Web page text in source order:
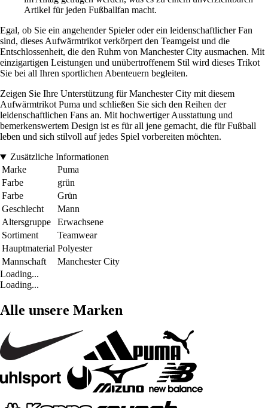
Artikel für jeden Fußballfan macht.
Egal, ob Sie ein angehender Spieler oder ein leidenschaftlicher Fan
sind, dieses Aufwärmtrikot verkörpert den Teamgeist und die
Entschlossenheit, die den Ruhm von Manchester City ausmachen. Mit
einzigartigen Leistungen und unübertroffenem Stil wird dieses Trikot
Sie bei all Ihren sportlichen Abenteuern begleiten.
Zeigen Sie Ihre Unterstützung für Manchester City mit diesem
Aufwärmtrikot Puma und schließen Sie sich den Reihen der
leidenschaftlichen Fans an. Mit hochwertiger Ausstattung und
bemerkenswertem Design ist es für all jene gemacht, die für Fußball
leben und sich stilvoll auf jedes Spiel vorbereiten möchten.
Zusätzliche Informationen
Marke
Puma
Farbe
grün
Farbe
Grün
Geschlecht
Mann
Altersgruppe
Erwachsene
Sortiment
Teamwear
Hauptmaterial Polyester
Mannschaft
Manchester City
Loading...
Loading...
Alle unsere Marken